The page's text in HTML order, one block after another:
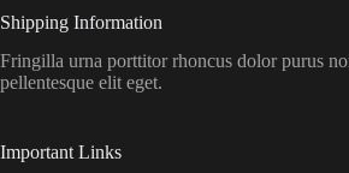
Shipping Information
Fringilla urna porttitor rhoncus dolor purus
pellentesque elit eget.
Important Links